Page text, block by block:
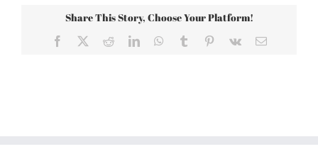
Share This Story, Choose Your Platform!
Facebook RedditLinkedInWhatsApp
Tumblr Pinterest
Vk Email